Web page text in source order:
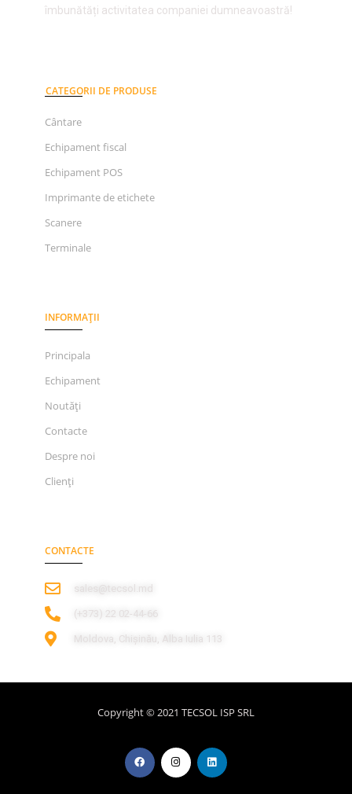
îmbunătăți activitatea companiei dumneavoastră!
CATEGORII DE PRODUSE
Cântare
Echipament fiscal
Echipament POS
Imprimante de etichete
Scanere
Terminale
INFORMAȚII
Principala
Echipament
Noutăți
Contacte
Despre noi
Clienți
CONTACTE
sales@tecsol.md
‎(+373) 22 02-44-66
Moldova, Chișinău, Alba Iulia 113
Copyright © 2021 TECSOL ISP SRL